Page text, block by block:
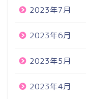
2023年7月
2023年6月
2023年5月
2023年4月